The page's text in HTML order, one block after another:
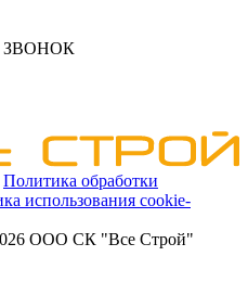
ЗВОНОК
Политика обработки
использования cookie-
ООО СК "Все Строй"